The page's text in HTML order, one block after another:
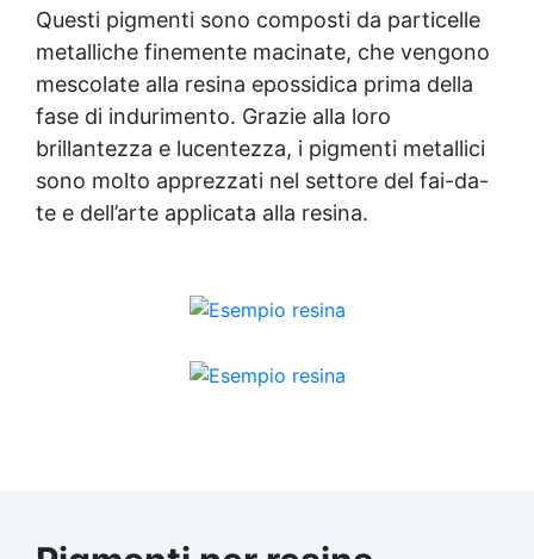
Questi pigmenti sono composti da particelle
metalliche finemente macinate, che vengono
mescolate alla resina epossidica prima della
fase di indurimento. Grazie alla loro
brillantezza e lucentezza, i pigmenti metallici
sono molto apprezzati nel settore del fai-da-
te e dell’arte applicata alla resina.